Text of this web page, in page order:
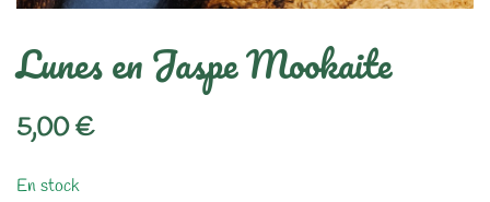
Lunes en Jaspe Mookaite
5,00€
En stock